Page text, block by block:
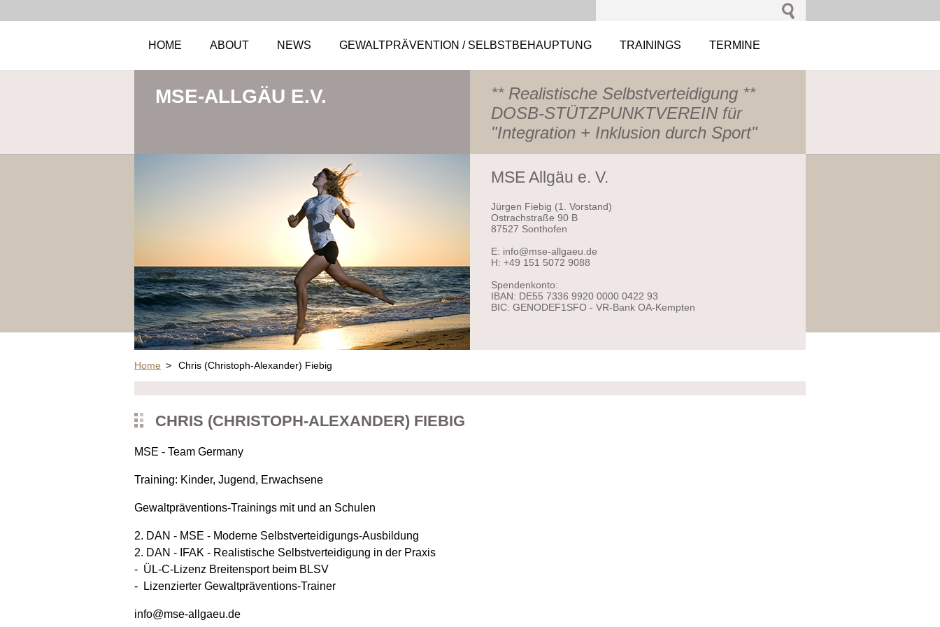
HOME ABOUT NEWS GEWALTPRÄVENTION / SELBSTBEHAUPTUNG TRAININGS TERMINE
MSE-ALLGÄU E.V.
** Realistische Selbstverteidigung **
DOSB-STÜTZPUNKTVEREIN für
"Integration + Inklusion durch Sport"
MSE Allgäu e. V.
Jürgen Fiebig (1. Vorstand)
Ostrachstraße 90 B
87527 Sonthofen
E: info@mse-allgaeu.de
H: +49 151 5072 9088
Spendenkonto:
IBAN: DE55 7336 9920 0000 0422 93
BIC: GENODEF1SFO - VR-Bank OA-Kempten
Home > Chris (Christoph-Alexander) Fiebig
CHRIS (CHRISTOPH-ALEXANDER) FIEBIG
MSE - Team Germany
Training: Kinder, Jugend, Erwachsene
Gewaltpräventions-Trainings mit und an Schulen
2. DAN - MSE - Moderne Selbstverteidigungs-Ausbildung
2. DAN - IFAK - Realistische Selbstverteidigung in der Praxis
- ÜL-C-Lizenz Breitensport beim BLSV
- Lizenzierter Gewaltpräventions-Trainer
info@mse-allgaeu.de